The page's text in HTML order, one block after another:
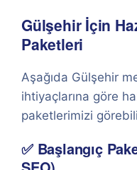
Gülşehir İçin
Paketleri
Aşağıda Gülşehir
ihtiyaçlarına göre
paketlerimizi
✅ Başlangıç